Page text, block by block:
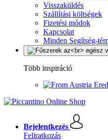
Visszaküldés
Szállítási költségek
Fizetési módok
Kapcsolat
Minden Segítség-
Több inspiráció
Bejelentkezés
Feliratkozás